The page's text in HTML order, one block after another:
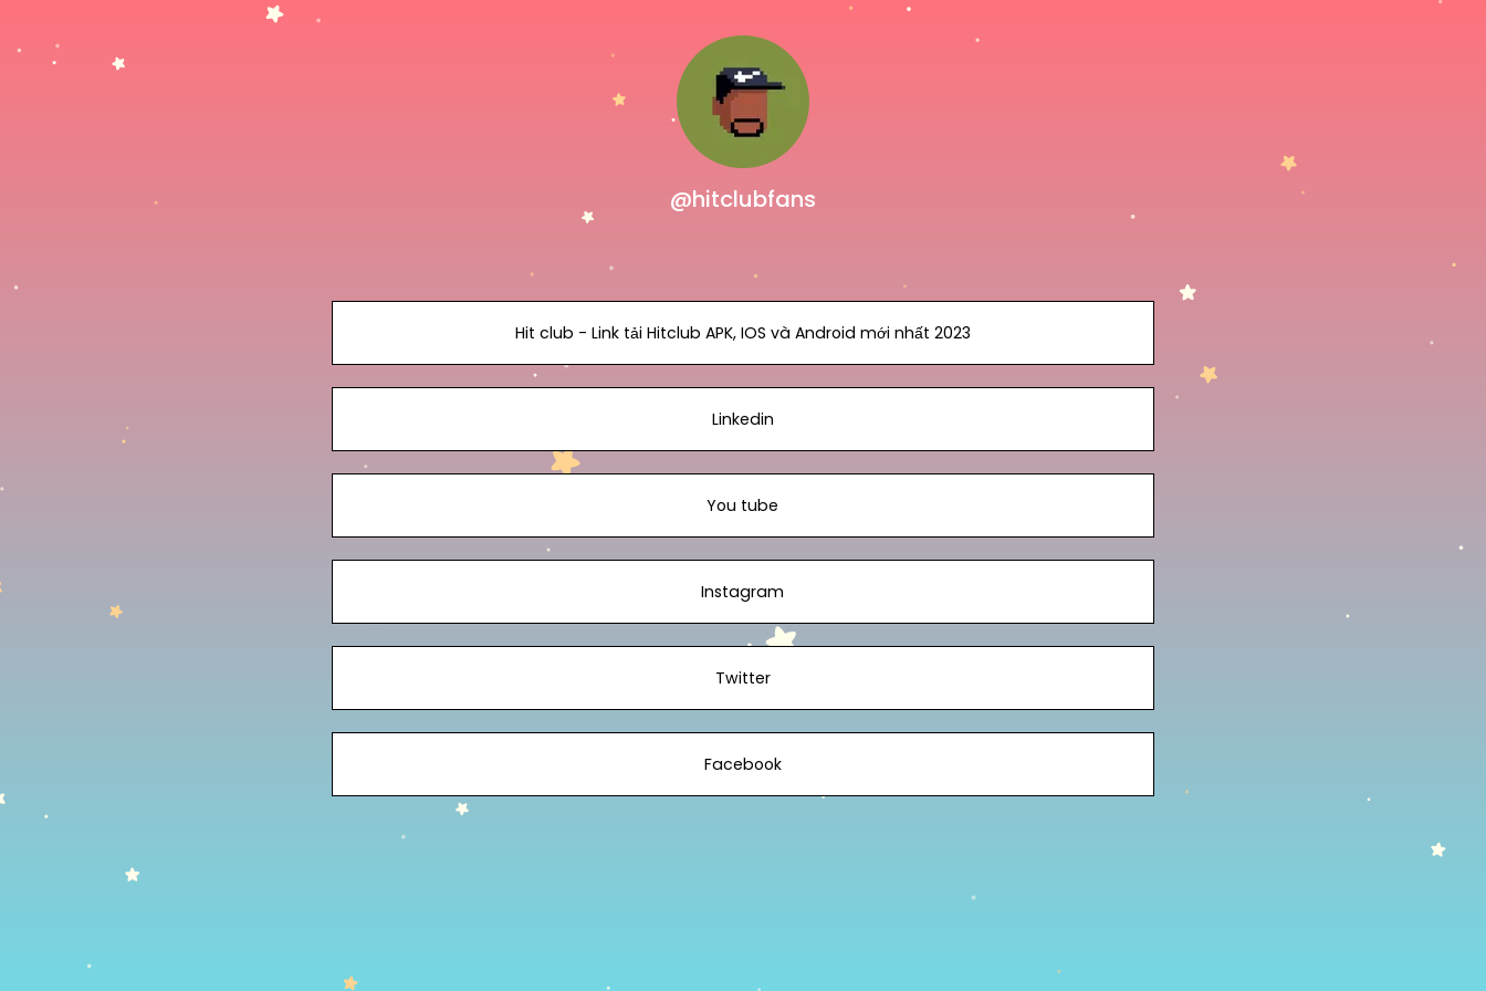
@hitclubfans
Hit club - Link tải Hitclub APK, IOS và Android mới nhất 2023
Linkedin
You tube
Instagram
Twitter
Facebook